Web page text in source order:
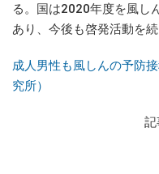
る。国は2020年度を風し
あり、今後も啓発活動を続
成人男性も風しんの予防
究所）
記